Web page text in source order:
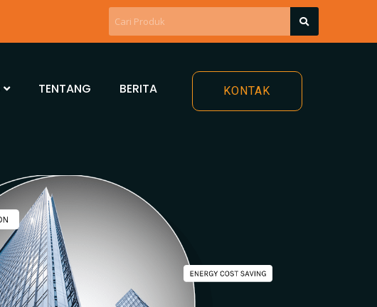
TENTANG BERITA KONTAK